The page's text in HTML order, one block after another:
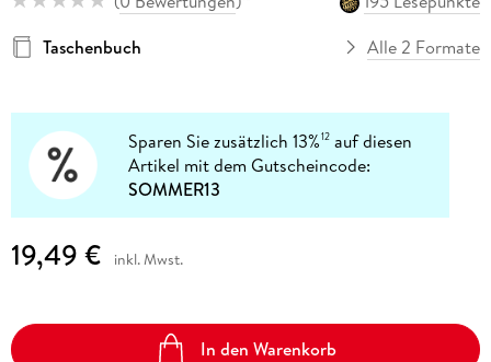
Taschenbuch
Alle 2 Formate
Sparen Sie zusätzlich 13%12 auf diesen
Artikel mit dem Gutscheincode:
SOMMER13
19,49 € inkl. Mwst.
In den Warenkorb